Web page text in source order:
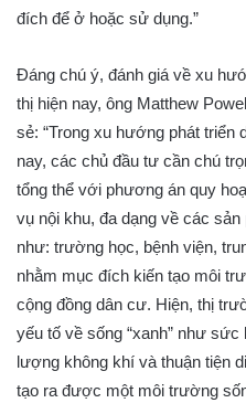
đích để ở hoặc sử dụng.”
Đáng chú ý, đánh giá về xu
thị hiện nay, ông Matthew
sẻ: “Trong xu hướng phát triển
nay, các chủ đầu tư cần chú
tổng thể với phương án quy
vụ nội khu, đa dạng về các
như: trường học, bệnh viện,
nhằm mục đích kiến tạo môi
cộng đồng dân cư. Hiện, thị
yếu tố về sống “xanh” như
lượng không khí và thuận tiện
tạo ra được một môi trường